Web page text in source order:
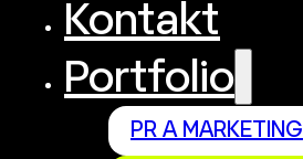
Kontakt
Portfolio
PR A MARKETING